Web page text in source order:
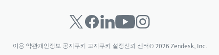
이용 약관개인정보 공지쿠키 고지쿠키 설정신뢰 센터© 2026 Zendesk, Inc.